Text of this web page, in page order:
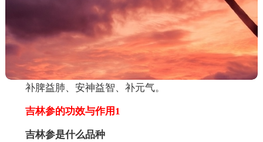
补脾益肺、安神益智、补元气。
吉林参的功效与作用1
吉林参是什么品种